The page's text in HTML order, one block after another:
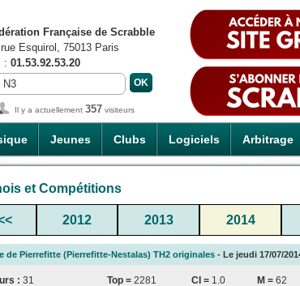
Jeunes Clubs Logiciels Arbitrage
Française de Scrabble
Esquirol, 75013 Paris
: 01.53.92.53.20
Il y a actuellement 357 visiteurs
et Compétitions
2012 2013 2014
de Pierrefitte (Pierrefitte-Nestalas) TH2 originales - Le jeudi 17/07/
: 31 Top = 2281 CI = 1.0 M = 62